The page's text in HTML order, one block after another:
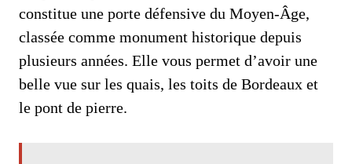
constitue une porte défensive du Moyen-Âge,
classée comme monument historique depuis
plusieurs années. Elle vous permet d’avoir une
belle vue sur les quais, les toits de Bordeaux et
le pont de pierre.